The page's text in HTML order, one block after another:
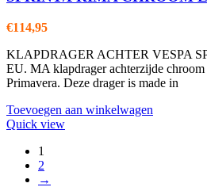
€114,95
KLAPDRAGER ACHTER VESPA
EU. MA klapdrager achterzijde
Primavera. Deze drager is made in
Toevoegen aan winkelwagen
Quick view
1
2
→